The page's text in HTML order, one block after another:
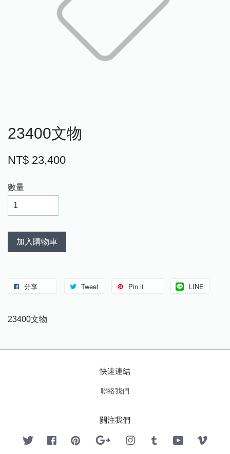
23400文物
NT$ 23,400
數量
加入購物車
分享 Tweet Pin it LINE
23400文物
快速連結
聯絡我們
關注我們
Twitter FacebookPinterest Google InstagramTumblr YouTube